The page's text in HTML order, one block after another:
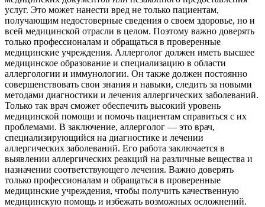
услуг. Это может нанести вред не только пациентам,
получающим недостоверные сведения о своем здоровье, но и
всей медицинской отрасли в целом. Поэтому важно доверять
только профессионалам и обращаться в проверенные
медицинские учреждения. Аллерголог должен иметь высшее
медицинское образование и специализацию в области
аллергологии и иммунологии. Он также должен постоянно
совершенствовать свои знания и навыки, следить за новыми
методами диагностики и лечения аллергических заболеваний.
Только так врач сможет обеспечить высокий уровень
медицинской помощи и помочь пациентам справиться с их
проблемами. В заключение, аллерголог — это врач,
специализирующийся на диагностике и лечении
аллергических заболеваний. Его работа заключается в
выявлении аллергических реакций на различные вещества и
назначении соответствующего лечения. Важно доверять
только профессионалам и обращаться в проверенные
медицинские учреждения, чтобы получить качественную
медицинскую помощь и избежать возможных осложнений.